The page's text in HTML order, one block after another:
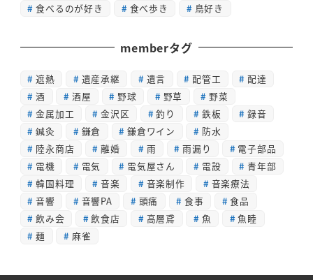
食べるのが好き
食べ歩き 鳥好き
memberタグ
遮熱 遺産承継 遺言 配管工
配達
酒
酒屋 野球 野草
野菜
金属加工
金沢区 釣り 鉄板
録音
鍼灸
鎌倉 鎌倉ワイン
防水
陸永商店
離婚 雨 雨漏り
電子部品
電機
電気 電気屋さん 電設
青年部
韓国料理
音楽 音楽制作
音楽療法
音響
音響PA 頭痛 食事
食品
飲み会
飲食店 高層鳶 魚
魚睦
麺
麻雀